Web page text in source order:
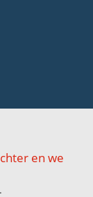
en we